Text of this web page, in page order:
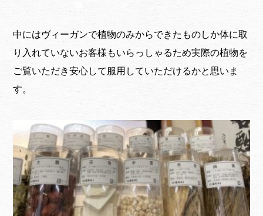
中にはヴィーガンで植物のみからできたものしか体に取
り入れていないお客様もいらっしゃるため実際の植物を
ご覧いただき安心して服用していただけるかと思いま
す。